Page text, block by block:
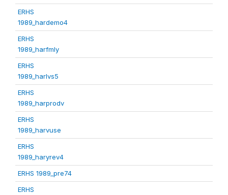
ERHS
1989_hardemo4
ERHS
1989_harfmly
ERHS
1989_harlvs5
ERHS
1989_harprodv
ERHS
1989_harvuse
ERHS
1989_haryrev4
ERHS 1989_pre74
ERHS